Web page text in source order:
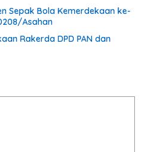
Sepak Bola Kemerdekaan ke-
Asahan
Rakerda DPD PAN dan